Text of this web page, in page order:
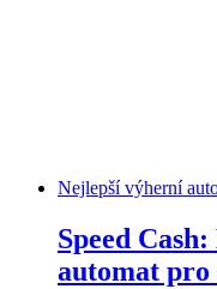
Nejlepší výherní
Speed
automat